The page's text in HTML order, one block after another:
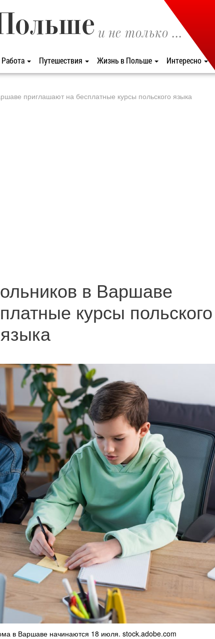
и не только ...
Работа Путешествия Жизнь в Польше Интересно
приглашают на бесплатные курсы польского языка
в Варшаве
курсы польского
языка
в Варшаве начинаются 18 июля. stock.adobe.com